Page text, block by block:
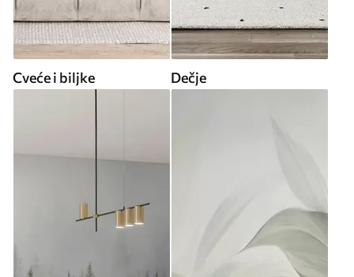
Cveće i biljke Dečje